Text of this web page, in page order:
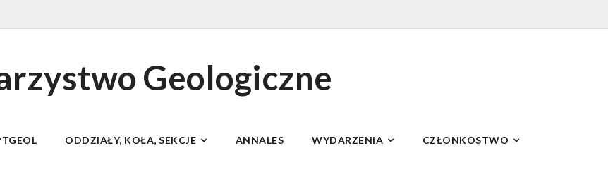
Geologiczne
ODDZIAŁY, KOŁA, SEKCJE ANNALES WYDARZENIA CZŁONKOSTWO